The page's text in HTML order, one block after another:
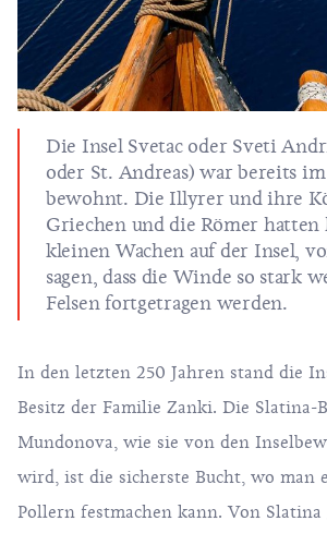
Die Insel Svetac oder Sveti
oder St. Andreas) war bereits
bewohnt. Die Illyrer und ihre
Griechen und die Römer
kleinen Wachen auf der Insel,
sagen, dass die Winde so stark
Felsen fortgetragen werden.
In den letzten 250 Jahren stand die
Besitz der Familie Zanki. Die Slatina-
Mundonova, wie sie von den
wird, ist die sicherste Bucht, wo man
Pollern festmachen kann. Von